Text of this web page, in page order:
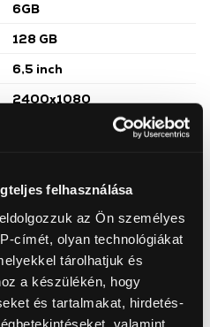
felhasználása
az Ön személyes
címét, olyan technológiákat
tárolhatjuk és
a készülékén, hogy
és tartalmakat, hirdetés-
valamint
6GB
128 GB
6,5 inch
2400x1080
Qualcomm Snapdragon
2 megapixel
4 500 mAh
3 db